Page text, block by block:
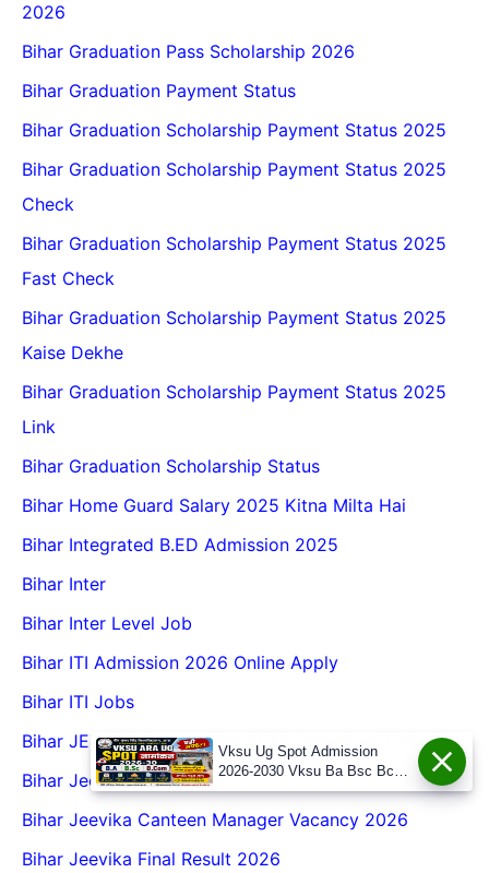
2026
Bihar Graduation Pass Scholarship 2026
Bihar Graduation Payment Status
Bihar Graduation Scholarship Payment Status 2025
Bihar Graduation Scholarship Payment Status 2025
Check
Bihar Graduation Scholarship Payment Status 2025
Fast Check
Bihar Graduation Scholarship Payment Status 2025
Kaise Dekhe
Bihar Graduation Scholarship Payment Status 2025
Link
Bihar Graduation Scholarship Status
Bihar Home Guard Salary 2025 Kitna Milta Hai
Bihar Integrated B.ED Admission 2025
Bihar Inter
Bihar Inter Level Job
Bihar ITI Admission 2026 Online Apply
Bihar ITI Jobs
Bihar JEEViKA Answer Key 2025 Download Link
Bihar Jeevika Bharti 2025
Bihar Jeevika Canteen Manager Vacancy 2026
Bihar Jeevika Final Result 2026
Vksu Ug Spot Admission
2026-2030 Vksu Ba Bsc Bcom
Spot Admission 2026-30